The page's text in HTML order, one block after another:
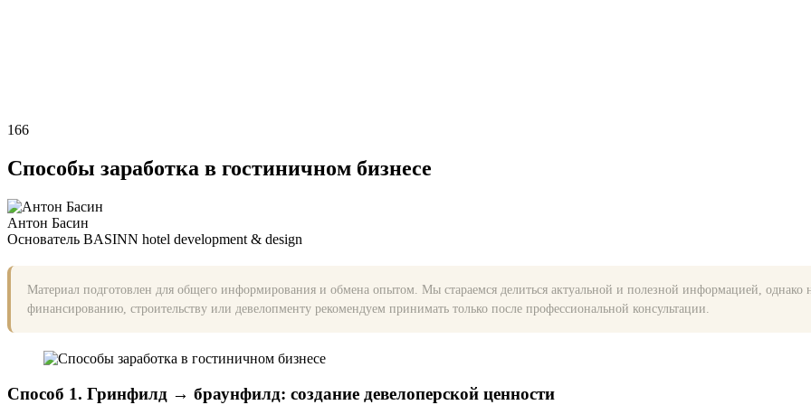
166
Способы заработка в гостиничном бизнесе
Антон Басин
Основатель BASINN hotel development & design
Материал подготовлен для общего информирования и обмена опытом. Мы стараемся делиться актуальной и полезной информацией,
финансированию, строительству или девелопменту рекомендуем принимать только после профессиональной консультации.
Способ 1. Гринфилд → браунфилд: создание девелоперской ценности